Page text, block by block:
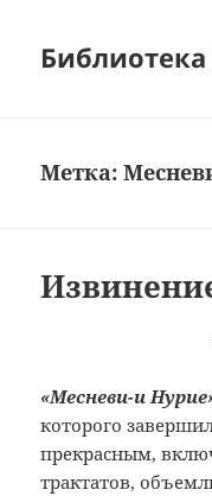
Метка:
«Месневи-и
которого
прекрасным,
трактатов,